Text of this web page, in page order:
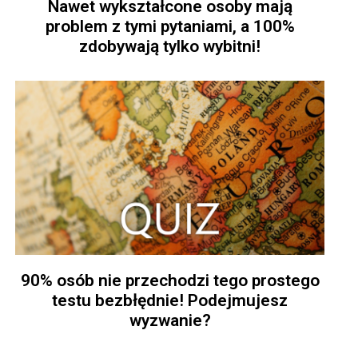
Nawet wykształcone osoby mają
problem z tymi pytaniami, a 100%
zdobywają tylko wybitni!
90% osób nie przechodzi tego prostego
testu bezbłędnie! Podejmujesz
wyzwanie?